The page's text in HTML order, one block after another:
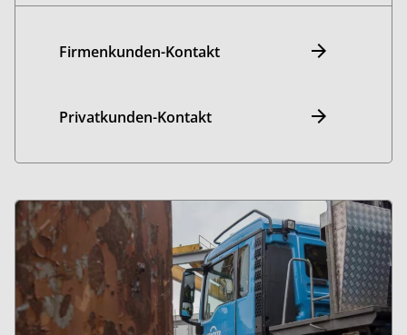
Firmenkunden-Kontakt
Privatkunden-Kontakt